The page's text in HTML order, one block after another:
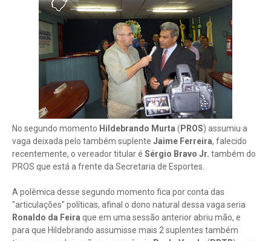
No segundo momento Hildebrando Murta ( PROS) assumiu a
vaga deixada pelo também suplente Jaime Ferreira, falecido
recentemente, o vereador titular é Sérgio Bravo Jr. também do
PROS que está a frente da Secretaria de Esportes.
A polêmica desse segundo momento fica por conta das
"articulações" políticas, afinal o dono natural dessa vaga seria
Ronaldo da Feira que em uma sessão anterior abriu mão, e
para que Hildebrando assumisse mais 2 suplentes também